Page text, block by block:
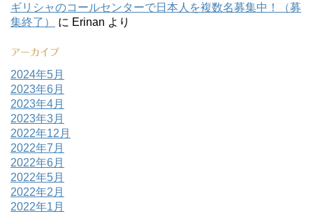
ギリシャのコールセンターで日本人を複数名募集中！（募
集終了）
に Erinan より
アーカイブ
2024年5月
2023年6月
2023年4月
2023年3月
2022年12月
2022年7月
2022年6月
2022年5月
2022年2月
2022年1月